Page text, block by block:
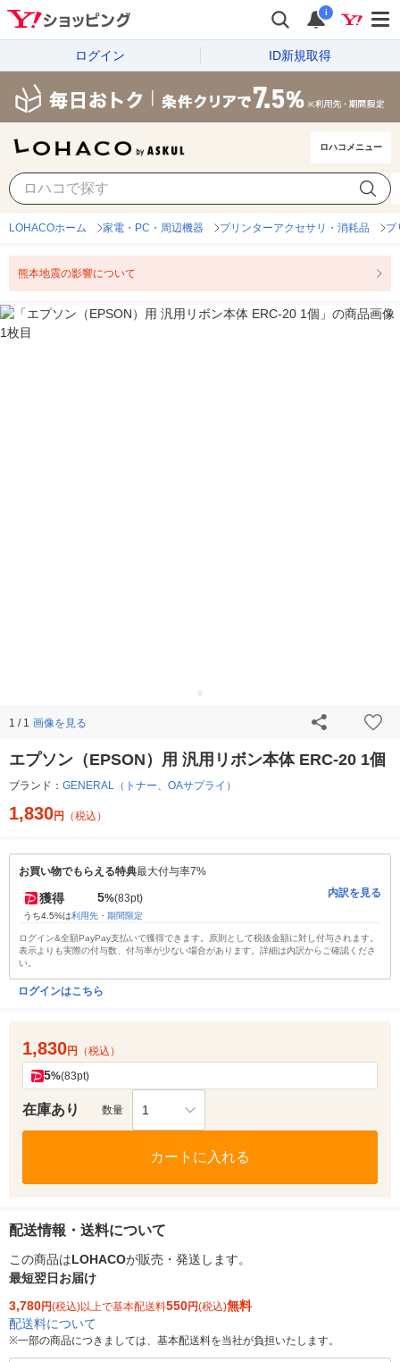
i
ログイン ID新規取得
ロハコメニュー
LOHACOホーム 家電・PC・周辺機器 プリンターアクセサリ・消耗品 プ
熊本地震の影響について
1 / 1 画像を見る
エプソン（EPSON）用 汎用リボン本体 ERC-20 1個
ブランド： GENERAL（トナー、OAサプライ）
1,830円 （税込）
お買い物でもらえる特典最大付与率7%
獲得 5%(83pt)
うち4.5%は利用先・期間限定
内訳を見る
ログイン&全額PayPay支払いで獲得できます。原則として税抜金額に対し付与されます。
表示よりも実際の付与数、付与率が少ない場合があります。詳細は内訳からご確認くださ
い。
ログインはこちら
1,830円 （税込）
5%(83pt)
在庫あり 数量 1
カートに入れる
配送情報・送料について
この商品はLOHACOが販売・発送します。
最短翌日お届け
3,780円(税込)以上で基本配送料550円(税込)無料
配送料について
※一部の商品につきましては、基本配送料を当社が負担いたします。